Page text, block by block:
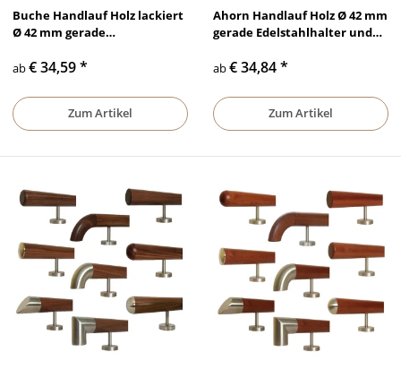
Buche Handlauf Holz lackiert
Ø 42 mm gerade
ab€ 34,59*
Zum Artikel
Ahorn Handlauf Holz Ø 42 mm
gerade Edelstahlhalter und
ab€ 34,84*
Zum Artikel